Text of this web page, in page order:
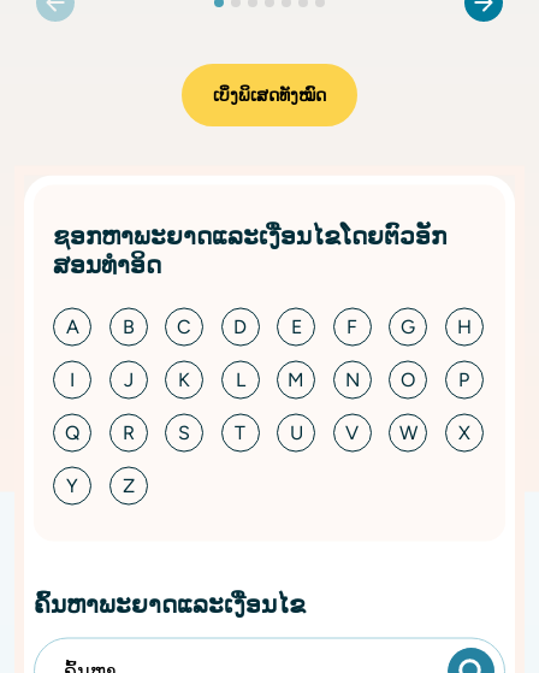
ເບິ່ງພິເສດທັງໝົດ
ຊອກຫາພະຍາດແລະເງື່ອນໄຂໂດຍຕົວອັກ
ສອນທໍາອິດ
A B C D E F G H
I J K L M N O P
Q R S T U V W X
Y Z
ຄົ້ນຫາພະຍາດແລະເງື່ອນໄຂ